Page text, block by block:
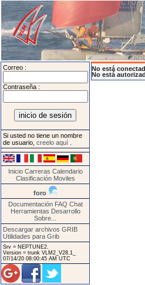
Correo :
Contraseña :
Si usted no tiene un nombre
de usuario, creelo aquí
Inicio Carreras Calendario
Clasificación Moviles
foro
Documentación FAQ Chat
Herramientas Desarrollo
Sobre...
Descargar archivos GRIB
Utilidades para Grib
Srv = NEPTUNE2.
Version = trunk VLM2_V28.1_
07/14/20 08:00:45 AM UTC
No está
No está